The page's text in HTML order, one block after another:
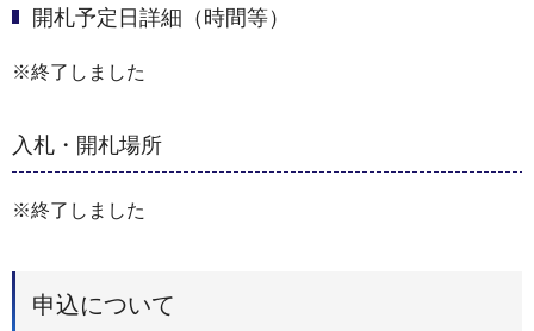
開札予定日詳細（時間等）
※終了しました
入札・開札場所
※終了しました
申込について